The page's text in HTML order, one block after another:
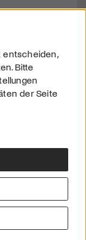
Impressum
Bitte
der Seite